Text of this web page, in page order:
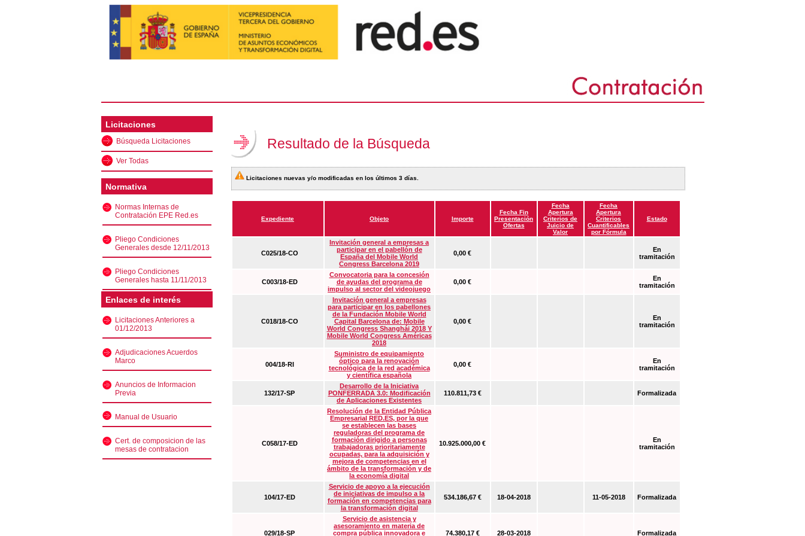
Licitaciones
Búsqueda Licitaciones
Ver Todas
Normativa
Normas Internas de
Contratación EPE Red.es
Pliego Condiciones
Generales desde 12/11/2013
Pliego Condiciones
Generales hasta 11/11/2013
Enlaces de interés
Licitaciones Anteriores a
01/12/2013
Adjudicaciones Acuerdos
Marco
Anuncios de Informacion
Previa
Manual de Usuario
Cert. de composicion de las
mesas de contratacion
Resultado de la Búsqueda
Licitaciones nuevas y/o modificadas en los últimos 3 días.
Expediente Objeto Importe
Fecha Fin
Presentación
Ofertas
Fecha
Apertura
Criterios de
Juicio de
Valor
Fecha
Apertura
Criterios
Cuantificables
por Fórmula
Estado
C025/18-CO
Invitación general a empresas a
participar en el pabellón de
España del Mobile World
Congress Barcelona 2019
0,00 €
En
tramitación
C003/18-ED
Convocatoria para la concesión
de ayudas del programa de
impulso al sector del videojuego
0,00 €
En
tramitación
C018/18-CO
Invitación general a empresas
para participar en los pabellones
de la Fundación Mobile World
Capital Barcelona de: Mobile
World Congress Shanghái 2018 Y
Mobile World Congress Américas
2018
0,00 €
En
tramitación
004/18-RI
Suministro de equipamiento
óptico para la renovación
tecnológica de la red académica
y científica española
0,00 €
En
tramitación
132/17-SP
Desarrollo de la Iniciativa
PONFERRADA 3.0: Modificación
de Aplicaciones Existentes
110.811,73 € Formalizada
C058/17-ED
Resolución de la Entidad Pública
Empresarial RED.ES, por la que
se establecen las bases
reguladoras del programa de
formación dirigido a personas
trabajadoras prioritariamente
ocupadas, para la adquisición y
mejora de competencias en el
ámbito de la transformación y de
la economía digital
10.925.000,00 €
En
tramitación
104/17-ED
Servicio de apoyo a la ejecución
de iniciativas de impulso a la
formación en competencias para
la transformación digital
534.186,67 € 18-04-2018 11-05-2018 Formalizada
029/18-SP
Servicio de asistencia y
asesoramiento en materia de
compra pública innovadora e
74.380,17 € 28-03-2018 Formalizada